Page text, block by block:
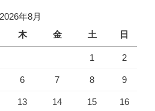
2026年8月
木 金 土 日
1 2
6 7 8 9
13 14 15 16